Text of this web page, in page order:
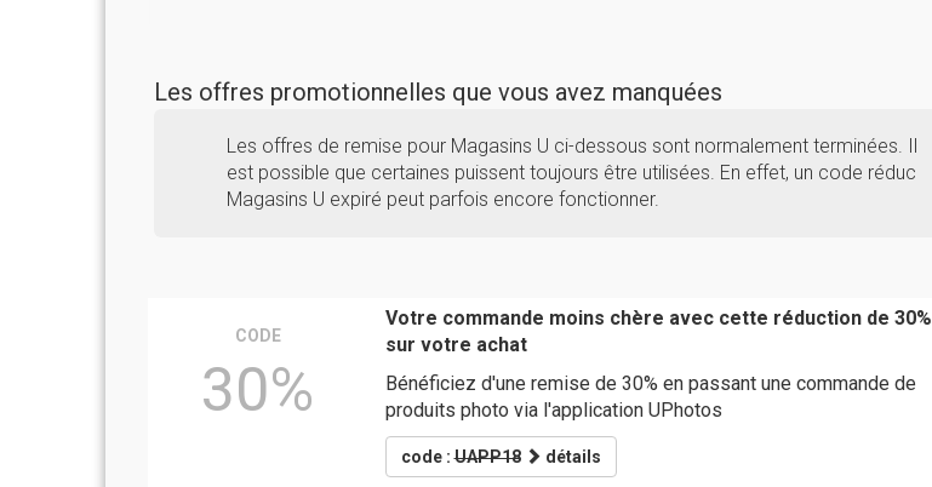
Les offres promotionnelles que vous avez manquées
Les offres de remise pour Magasins U ci-dessous sont normalement terminées. Il
est possible que certaines puissent toujours être utilisées. En effet, un code réduc
Magasins U expiré peut parfois encore fonctionner.
CODE
30%
Votre commande moins chère avec cette réduction de 30%
sur votre achat
Bénéficiez d'une remise de 30% en passant une commande de
produits photo via l'application UPhotos
code :UAPP18 détails